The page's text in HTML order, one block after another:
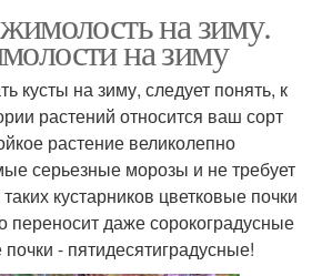
на зиму.
на зиму
кусты на зиму, следует понять, к
растений относится ваш сорт
растение великолепно
серьезные морозы и не требует
кустарников цветковые почки
переносит даже сорокоградусные
- пятидесятиградусные!